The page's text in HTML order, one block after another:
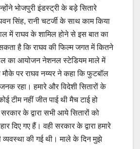
भोजपुरी इंडस्ट्री के बड़े सितारे
सिंह, रानी चटर्जी के साथ काम किया
में राघव के शामिल होने से इस बात का
है कि राघव की फिल्म जगत में कितने
का आयोजन नेशनल स्टेडियम माले में
मौके पर राघव नय्यर ने कहा कि फुटबॉल
रहा। हमारे और विदेशी सितारों के
टीम नहीं जीत पाई थी मैच टाई हो
के द्वारा सभी आये सितारों को
दिए गए हैं। वही सरकार के द्वारा हमारे
व्यवस्था की गई थी। माले के दिन मुझे